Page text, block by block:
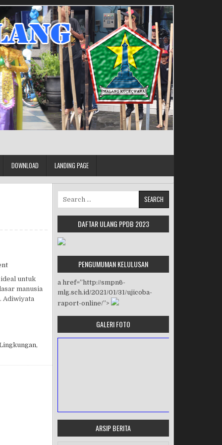
DOWNLOAD LANDING PAGE
on ADIWIYATA SPENTALOKA
untuk
manusia
Adiwiyata
,
Search for:
DAFTAR ULANG PPDB 2023
PENGUMUMAN KELULUSAN
a href=”http://smpn6-
mlg.sch.id/2021/01/31/ujicoba-
raport-online/”>
GALERI FOTO
ARSIP BERITA